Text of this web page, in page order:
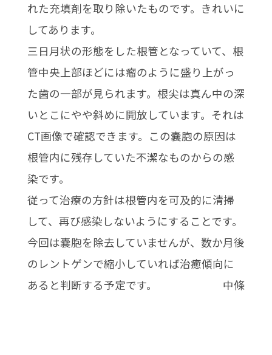
れた充填剤を取り除いたものです。きれいに
してあります。
三日月状の形態をした根管となっていて、根
管中央上部ほどには瘤のように盛り上がっ
た歯の一部が見られます。根尖は真ん中の深
いとこにやや斜めに開放しています。それは
CT画像で確認できます。この嚢胞の原因は
根管内に残存していた不潔なものからの感
染です。
従って治療の方針は根管内を可及的に清掃
して、再び感染しないようにすることです。
今回は嚢胞を除去していませんが、数か月後
のレントゲンで縮小していれば治癒傾向に
あると判断する予定です。 中條